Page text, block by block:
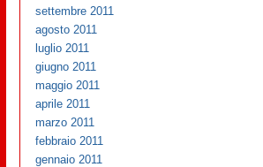
settembre 2011
agosto 2011
luglio 2011
giugno 2011
maggio 2011
aprile 2011
marzo 2011
febbraio 2011
gennaio 2011